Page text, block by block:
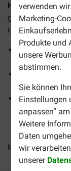
verwenden
Marketing-
Produkte und
unsere
abstimmen.
Sie können
Einstellungen
anpassen“
Weitere
Daten
wir
unserer
HobbyFirst
getreidefreies
und/oder Haut-
Präbiotika
ausgewogene
Lachs
Statt Getreide
Kartoffeln,
Mehr